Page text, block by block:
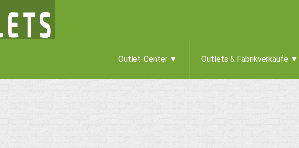
Outlet-Center ▼ Outlets & Fabrikverkäufe ▼